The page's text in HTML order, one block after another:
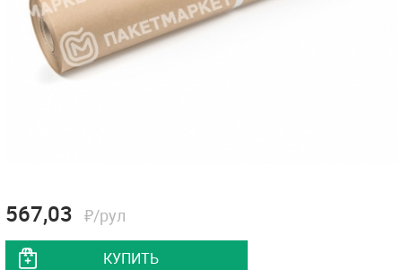
567,03 ₽/рул
КУПИТЬ